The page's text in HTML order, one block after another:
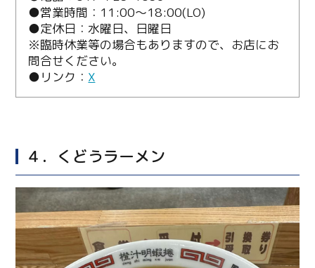
●営業時間：11:00～18:00(LO)
●定休日：水曜日、日曜日
※臨時休業等の場合もありますので、お店にお
問合せください。
●リンク： X
４．くどうラーメン